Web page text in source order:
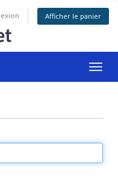
Afficher le panier